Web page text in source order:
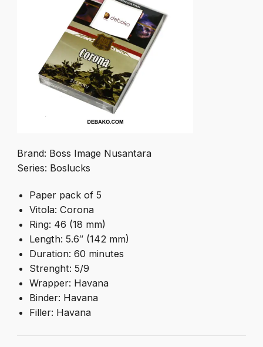
Brand: Boss Image Nusantara
Series: Boslucks
Paper pack of 5
Vitola: Corona
Ring: 46 (18 mm)
Length: 5.6″ (142 mm)
Duration: 60 minutes
Strenght: 5/9
Wrapper: Havana
Binder: Havana
Filler: Havana